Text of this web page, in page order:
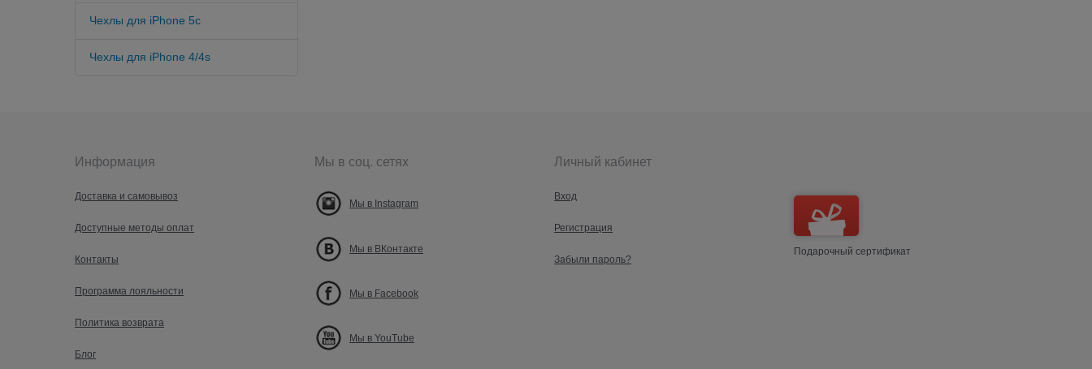
Чехлы для iPhone 5c
Чехлы для iPhone 4/4s
Информация
Доставка и самовывоз
Доступные методы оплат
Контакты
Программа лояльности
Политика возврата
Блог
Мы в соц. сетях
Мы в Instagram
Мы в ВКонтакте
Мы в Facebook
Мы в YouTube
Личный кабинет
Вход
Регистрация
Забыли пароль?
Подарочный сертификат